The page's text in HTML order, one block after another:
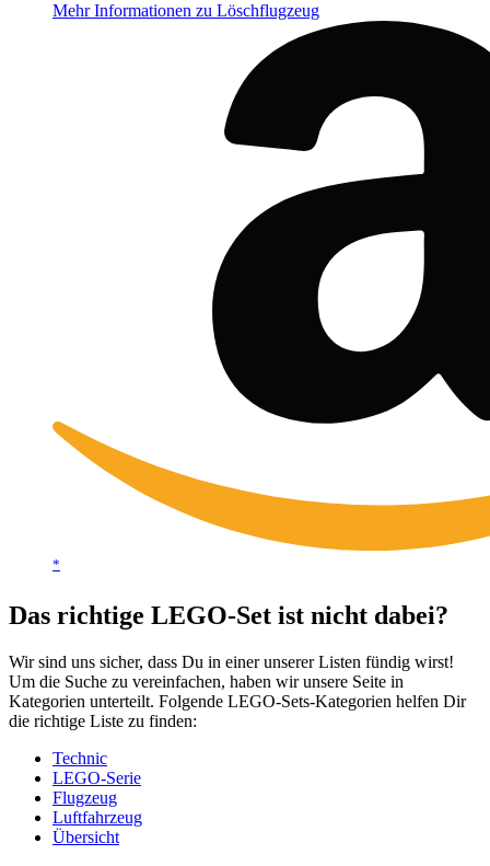
Mehr Informationen zu Löschflugzeug
*
Das richtige LEGO-Set ist nicht dabei?
Wir sind uns sicher, dass Du in einer unserer Listen fündig wirst!
Um die Suche zu vereinfachen, haben wir unsere Seite in
Kategorien unterteilt. Folgende LEGO-Sets-Kategorien helfen Dir
die richtige Liste zu finden:
Technic
LEGO-Serie
Flugzeug
Luftfahrzeug
Übersicht